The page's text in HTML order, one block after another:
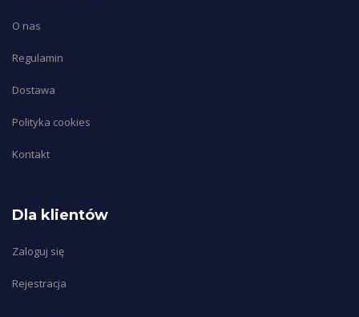
O nas
Regulamin
Dostawa
Polityka cookies
Kontakt
Dla klientów
Zaloguj się
Rejestracja